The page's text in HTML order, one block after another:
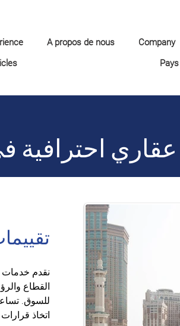
A propos de nous Company
Pays
احترافية
نقدم خدمات
القطاع
للسوق.
اتخاذ